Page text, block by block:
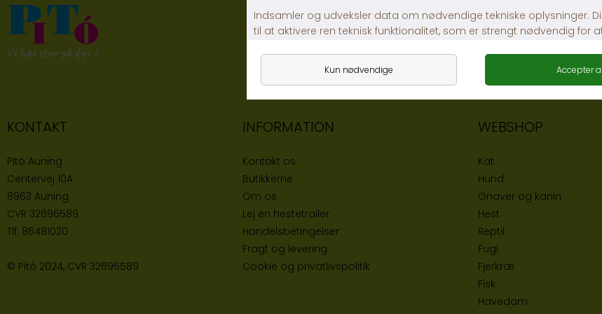
KONTAKT
Pitó Auning
Centervej 10A
8963 Auning
CVR 32696589
Tlf: 86481020
© Pitó 2024, CVR 32696589
INFORMATION
Kontakt os
Butikkerne
Om os
Lej en hestetrailer
Handelsbetingelser
Fragt og levering
Cookie og privatlivspolitik
WEBSHOP
Kat
Hund
Gnaver og kanin
Hest
Reptil
Fugl
Fjerkræ
Fisk
Havedam